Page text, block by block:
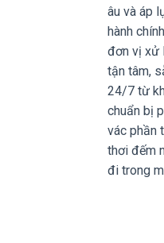
âu và áp
hành
đơn vị xử
tận tâm,
24/7 từ
chuẩn bị
vác phần
thơi đếm
đi trong